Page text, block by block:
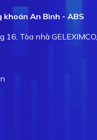
khoán An Bình - ABS
16, Tòa nhà